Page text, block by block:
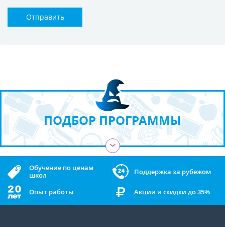
Отправить
ПОДБОР ПРОГРАММЫ
›
Обучение по ценам
школ
Поддержка за рубежом
Опыт работы Акции и скидки до 35%